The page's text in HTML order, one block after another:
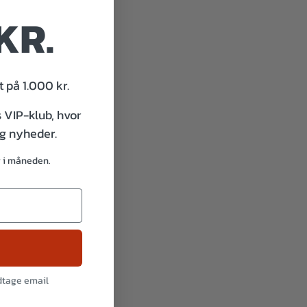
på 1.000 kr.
klub, hvor
nyheder.
måneden.
email